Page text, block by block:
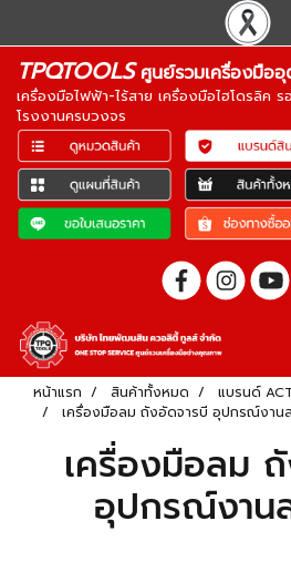
TPQTOOLSศูนย์รวมเครื่องมืออุ
เครื่องมือไฟฟ้า-ไร้สาย เครื่องมือไฮโดรลิค
โรงงานครบวงจร
หน้าแรก สินค้าทั้งหมด
แบรนด์ ACT
เครื่องมือลม ถังอัดจารบี อุปกรณ์งาน
เครื่องมือลม
อุปกรณ์งาน